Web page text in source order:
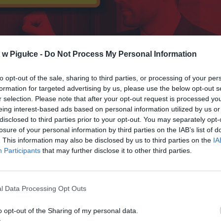
Pigułce - Do Not Process My Personal Information
opt-out of the sale, sharing to third parties, or processing of your
for targeted advertising by us, please use the below opt-out
selection. Please note that after your opt-out request is processed
interest-based ads based on personal information utilized by us
to third parties prior to your opt-out. You may separately
of your personal information by third parties on the IAB’s list of
This information may also be disclosed by us to third parties on the
Participants that may further disclose it to other third parties.
Data Processing Opt Outs
opt-out of the Sharing of my personal data.
Fot. Warszawa w Pigułce
wpłacić na konto bez kontroli skarbówki? Nowe zasady i
zainteresowania urzędu skarbowego? Choć wielu uważa, że
złożona. Od 2025 roku banki raportują już nie tylko duże